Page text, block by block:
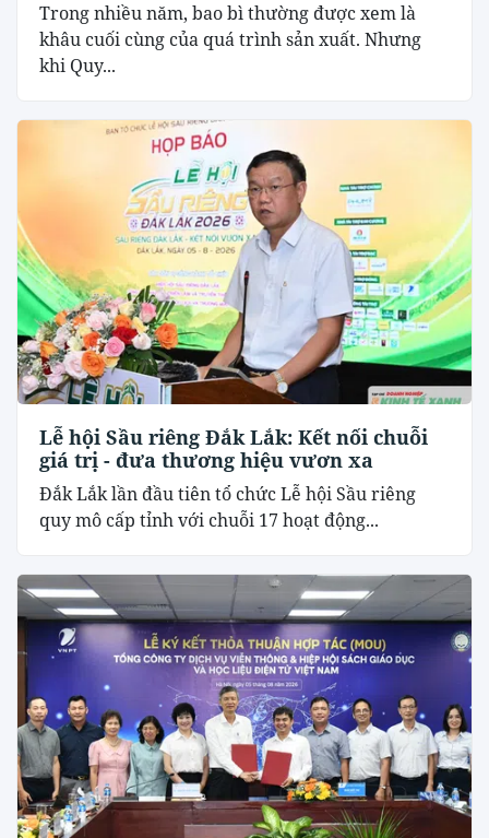
Trong nhiều năm, bao bì thường được xem là
khâu cuối cùng của quá trình sản xuất. Nhưng
khi Quy...
Lễ hội Sầu riêng Đắk Lắk: Kết nối chuỗi
giá trị - đưa thương hiệu vươn xa
Đắk Lắk lần đầu tiên tổ chức Lễ hội Sầu riêng
quy mô cấp tỉnh với chuỗi 17 hoạt động...